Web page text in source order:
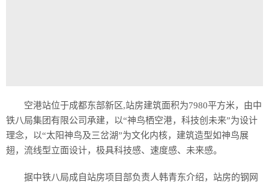
空港站位于成都东部新区,站房建筑面积为7980平方米，由中
铁八局集团有限公司承建，以“神鸟栖空港，科技创未来”为设计
理念，以“太阳神鸟及三岔湖”为文化内核，建筑造型如神鸟展
翅，流线型立面设计，极具科技感、速度感、未来感。
据中铁八局成自站房项目部负责人韩青东介绍，站房的钢网